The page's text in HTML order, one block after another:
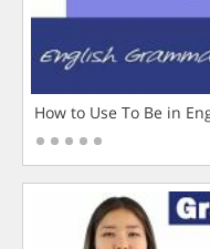
How to Use To Be in